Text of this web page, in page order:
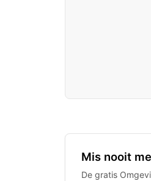
Mis nooit
De gratis